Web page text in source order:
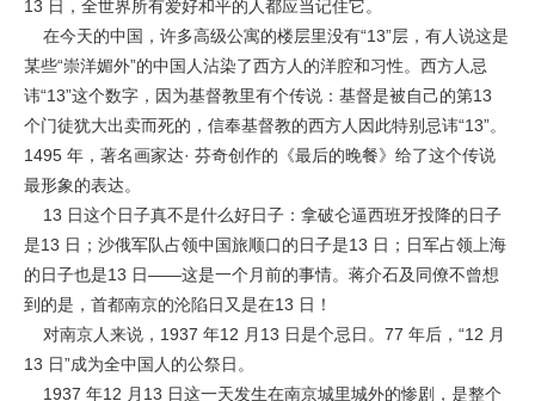
13 日，全世界所有爱好和平的人都应当记住它。
在今天的中国，许多高级公寓的楼层里没有“13”层，有人说这是
某些“崇洋媚外”的中国人沾染了西方人的洋腔和习性。西方人忌
讳“13”这个数字，因为基督教里有个传说：基督是被自己的第13
个门徒犹大出卖而死的，信奉基督教的西方人因此特别忌讳“13”。
1495 年，著名画家达· 芬奇创作的《最后的晚餐》给了这个传说
最形象的表达。
13 日这个日子真不是什么好日子：拿破仑逼西班牙投降的日子
是13 日；沙俄军队占领中国旅顺口的日子是13 日；日军占领上海
的日子也是13 日——这是一个月前的事情。蒋介石及同僚不曾想
到的是，首都南京的沦陷日又是在13 日！
对南京人来说，1937 年12 月13 日是个忌日。77 年后，“12 月
13 日”成为全中国人的公祭日。
1937 年12 月13 日这一天发生在南京城里城外的惨剧，是整个